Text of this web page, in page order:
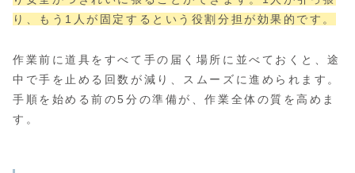
り、もう1人が固定するという役割分担が効果的です。
作業前に道具をすべて手の届く場所に並べておくと、途
中で手を止める回数が減り、スムーズに進められます。
手順を始める前の5分の準備が、作業全体の質を高めま
す。